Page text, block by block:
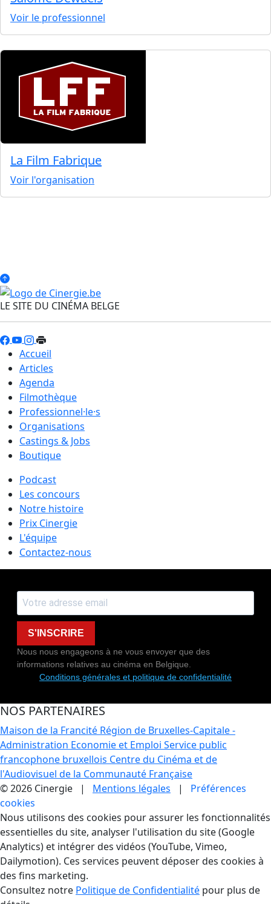
Voir le professionnel
La Film Fabrique
Voir l'organisation
LE SITE DU CINÉMA BELGE
Accueil
Articles
Agenda
Filmothèque
Professionnel·le·s
Organisations
Castings & Jobs
Boutique
Podcast
Les concours
Notre histoire
Prix Cinergie
L'équipe
Contactez-nous
S'INSCRIRE
Nous nous engageons à ne vous envoyer que des
informations relatives au cinéma en Belgique.
Conditions générales et politique de confidentialité
NOS PARTENAIRES
Maison de la Francité Région de Bruxelles-Capitale -
Administration Economie et Emploi Service public
francophone bruxellois Centre du Cinéma et de
l'Audiovisuel de la Communauté Française
© 2026 Cinergie | Mentions légales | Préférences
cookies
Gestion des Cookies
Nous utilisons des cookies pour assurer les fonctionnalités
essentielles du site, analyser l'utilisation du site (Google
Analytics) et intégrer des vidéos (YouTube, Vimeo,
Dailymotion). Ces services peuvent déposer des cookies à
des fins marketing.
Consultez notre Politique de Confidentialité pour plus de